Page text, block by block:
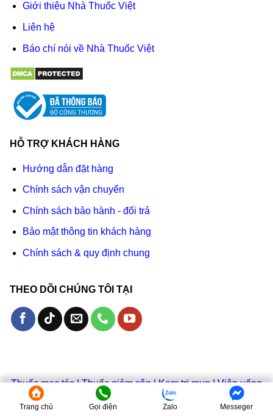
Giới thiệu Nhà Thuốc Việt
Liên hệ
Báo chí nói về Nhà Thuốc Việt
HỖ TRỢ KHÁCH HÀNG
Hướng dẫn đặt hàng
Chính sách vận chuyển
Chính sách bảo hành - đổi trả
Bảo mật thông tin khách hàng
Chính sách & quy định chung
THEO DÕI CHÚNG TÔI TẠI
Thuốc mọc tóc|Thuốc giảm cân|Kem trị mụn|Viên uống
trắng da
Kem chống nắng
Trang chủ Gọi điện Zalo Messeger